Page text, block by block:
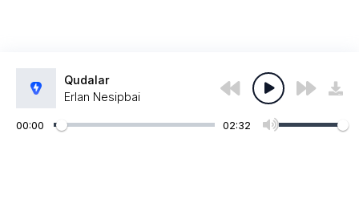
Qudalar
Erlan Nesipbai
00:00 02:32